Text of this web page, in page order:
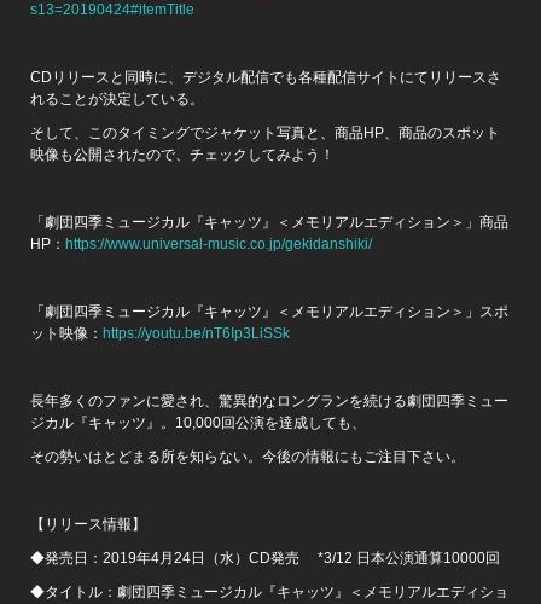
s13=20190424#itemTitle
CDリリースと同時に、デジタル配信でも各種配信サイトにてリリースさ
れることが決定している。
そして、このタイミングでジャケット写真と、商品HP、商品のスポット
映像も公開されたので、チェックしてみよう！
「劇団四季ミュージカル『キャッツ』＜メモリアルエディション＞」商品
HP： https://www.universal-music.co.jp/gekidanshiki/
「劇団四季ミュージカル『キャッツ』＜メモリアルエディション＞」スポ
ット映像： https://youtu.be/nT6Ip3LiSSk
長年多くのファンに愛され、驚異的なロングランを続ける劇団四季ミュー
ジカル『キャッツ』。10,000回公演を達成しても、
その勢いはとどまる所を知らない。今後の情報にもご注目下さい。
【リリース情報】
◆発売日：2019年4月24日（水）CD発売 *3/12 日本公演通算10000回
◆タイトル：劇団四季ミュージカル『キャッツ』＜メモリアルエディショ